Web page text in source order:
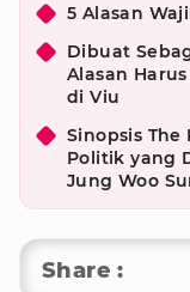
5 Alasan
Dibuat
Alasan
di Viu
Sinopsis The
Politik yang
Jung Woo
Share :